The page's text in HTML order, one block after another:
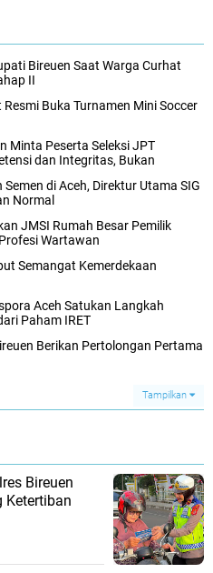
Bireuen Saat Warga Curhat
II
Buka Turnamen Mini Soccer
Minta Peserta Seleksi JPT
dan Integritas, Bukan
di Aceh, ‎Direktur Utama SIG
Normal
JMSI Rumah Besar Pemilik
Wartawan
Semangat Kemerdekaan
Aceh Satukan Langkah
Paham IRET
Berikan Pertolongan Pertama
Tampilkan
Bireuen
Ketertiban